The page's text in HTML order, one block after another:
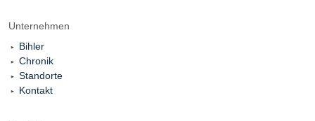
Unternehmen
Bihler
Chronik
Standorte
Kontakt